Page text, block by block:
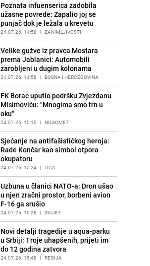
Kao iz slastičarne: Rolada od
čokolade i kokosa bez pečenja,
jednostavan desert bez imalo muke
PRIJE 2 DANA | RECEPTI
Tajna savršenog makedonskog
ajvara: Stari recept za kremast i
bogat okus
PRIJE 2 DANA | RECEPTI
Tuga potresla grad na Uni:
Preminula Lejla Muhić (39),
sugrađani u nevjerici
PRIJE 2 DANA | BOSNA I HERCEGOVINA
Borba trajala satima: Pogledajte
'grdosiju' od skoro tri metra koju su
braća izvukla iz mora
PRIJE 1 DAN | SVIJET
Poznata infuenserica zadobila
užasne povrede: Zapalio joj se
punjač dok je ležala u krevetu
24.07.26. 14:58 | ZANIMLJIVOSTI
Velike gužve iz pravca Mostara
prema Jablanici: Automobili
zarobljeni u dugim kolonama
24.07.26. 14:58 | BOSNA I HERCEGOVINA
FK Borac uputio podršku Zvjezdanu
Misimoviću: "Mnogima smo trn u
oku"
24.07.26. 15:10 | NOGOMET
Sjećanje na antifašističkog heroja:
Rade Končar kao simbol otpora
okupatoru
24.07.26. 15:24 | LICA
Uzbuna u članici NATO-a: Dron ušao
u njen zračni prostor, borbeni avion
F-16 ga srušio
24.07.26. 15:28 | SVIJET
Novi detalji tragedije u aqua-parku
u Srbiji: Troje uhapšenih, prijeti im
do 12 godina zatvora
24.07.26. 15:48 | REGIJA